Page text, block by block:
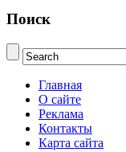
Поиск
Главная
О сайте
Реклама
Контакты
Карта сайта